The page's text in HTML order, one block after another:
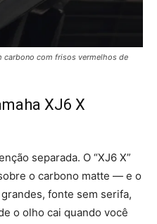
carbono com frisos vermelhos de
XJ6 X
separada. O “XJ6 X”
o carbono matte — e o
fonte sem serifa,
o olho cai quando você